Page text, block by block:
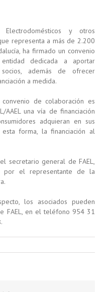
y otros
representa a más de 2.200
ha firmado un convenio
dedicada a aportar
además de ofrecer
a medida.
de colaboración es
una vía de financiación
adquieran en sus
forma, la financiación al
secretario general de FAEL,
por el representante de la
los asociados pueden
FAEL, en el teléfono 954 31
.